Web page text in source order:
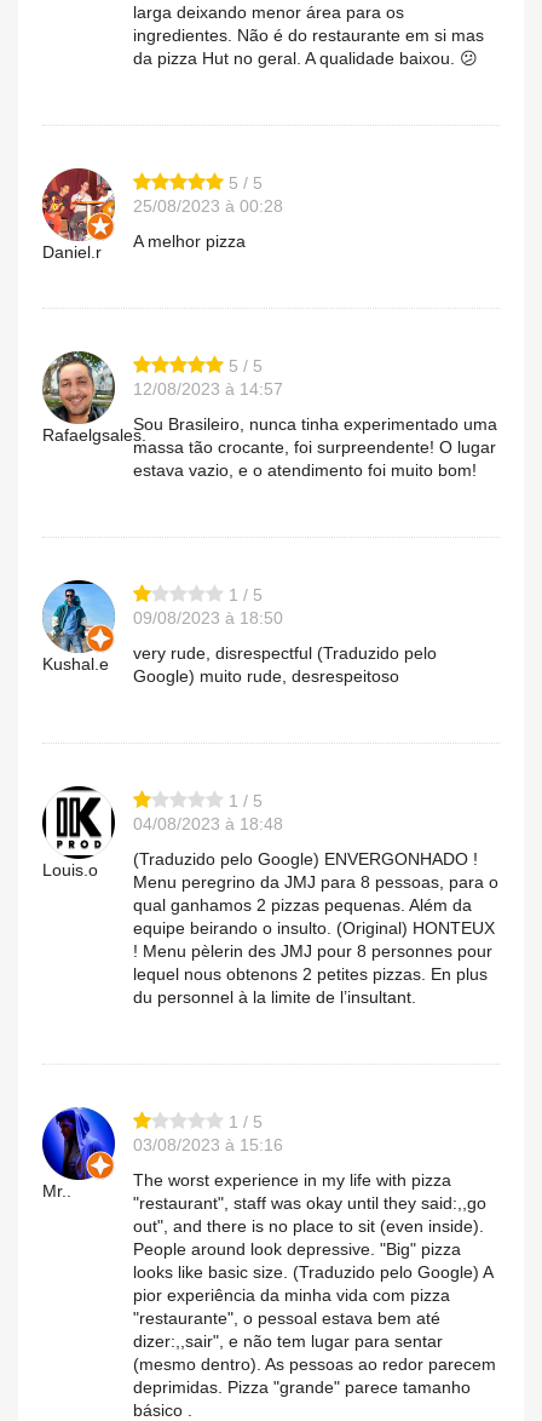
larga deixando menor área para os
ingredientes. Não é do restaurante em si mas
da pizza Hut no geral. A qualidade baixou. 😕
Daniel.r
5 / 5
25/08/2023 à 00:28
A melhor pizza
Rafaelgsales.
5 / 5
12/08/2023 à 14:57
Sou Brasileiro, nunca tinha experimentado uma
massa tão crocante, foi surpreendente! O lugar
estava vazio, e o atendimento foi muito bom!
Kushal.e
1 / 5
09/08/2023 à 18:50
very rude, disrespectful (Traduzido pelo
Google) muito rude, desrespeitoso
Louis.o
1 / 5
04/08/2023 à 18:48
(Traduzido pelo Google) ENVERGONHADO !
Menu peregrino da JMJ para 8 pessoas, para o
qual ganhamos 2 pizzas pequenas. Além da
equipe beirando o insulto. (Original) HONTEUX
! Menu pèlerin des JMJ pour 8 personnes pour
lequel nous obtenons 2 petites pizzas. En plus
du personnel à la limite de l’insultant.
Mr..
1 / 5
03/08/2023 à 15:16
The worst experience in my life with pizza
"restaurant", staff was okay until they said:,,go
out", and there is no place to sit (even inside).
People around look depressive. "Big" pizza
looks like basic size. (Traduzido pelo Google) A
pior experiência da minha vida com pizza
"restaurante", o pessoal estava bem até
dizer:,,sair", e não tem lugar para sentar
(mesmo dentro). As pessoas ao redor parecem
deprimidas. Pizza "grande" parece tamanho
básico .